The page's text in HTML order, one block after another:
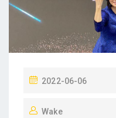
P
S
2022-06-06
Wake